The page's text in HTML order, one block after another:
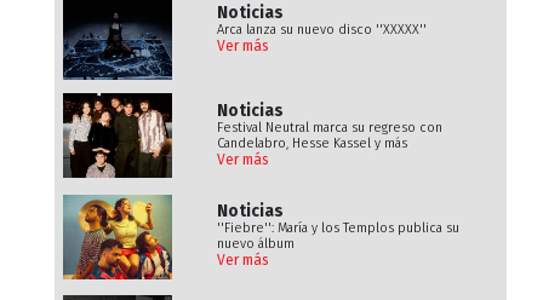
Noticias
Arca lanza su nuevo disco ''XXXXX''
Ver más
Noticias
Festival Neutral marca su regreso con
Candelabro, Hesse Kassel y más
Ver más
Noticias
''Fiebre'': María y los Templos publica su
nuevo álbum
Ver más